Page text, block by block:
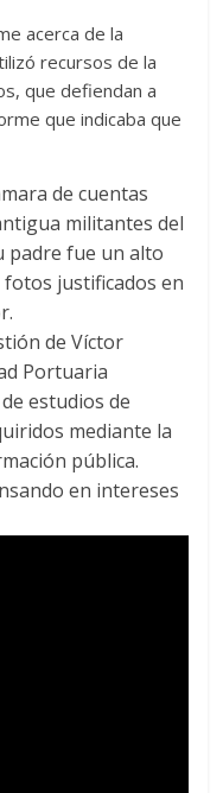
acerca de la
recursos de la
que defiendan a
que indicaba que
de cuentas
militantes del
padre fue un alto
justificados en
de Víctor
Portuaria
estudios de
mediante la
pública.
en intereses